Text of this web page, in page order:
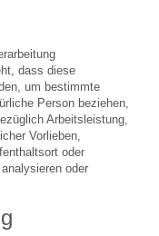
dass diese
um bestimmte
Person beziehen,
Arbeitsleistung,
Vorlieben,
oder
oder